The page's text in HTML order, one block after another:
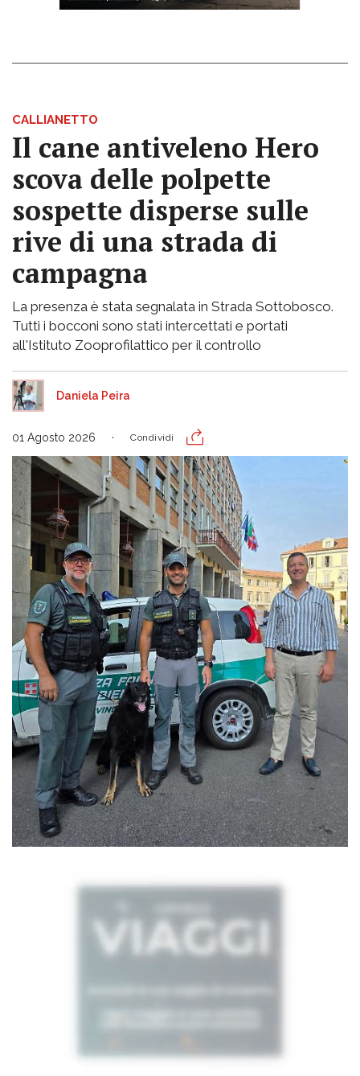
CALLIANETTO
Il cane antiveleno Hero
scova delle polpette
sospette disperse sulle
rive di una strada di
campagna
La presenza è stata segnalata in Strada Sottobosco.
Tutti i bocconi sono stati intercettati e portati
all'Istituto Zooprofilattico per il controllo
Daniela Peira
01 Agosto 2026 Condividi